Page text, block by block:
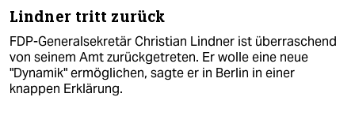
Lindner tritt zurück
FDP-Generalsekretär Christian Lindner ist überraschend
von seinem Amt zurückgetreten. Er wolle eine neue
"Dynamik" ermöglichen, sagte er in Berlin in einer
knappen Erklärung.